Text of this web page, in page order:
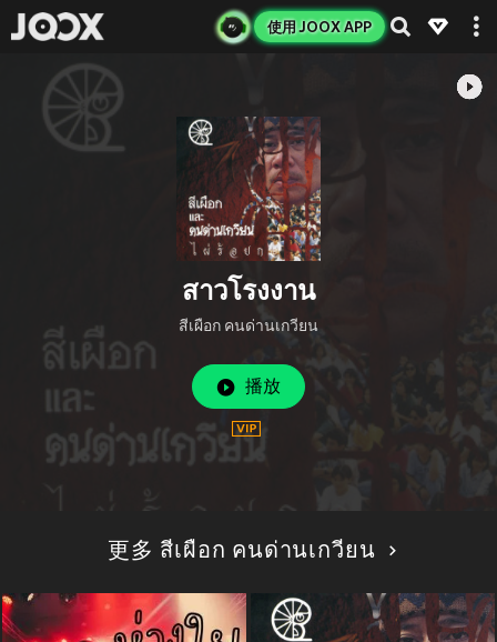
使用 JOOX APP
สาวโรงงาน
สีเผือก คนด่านเกวียน
播放
更多 สีเผือก คนด่านเกวียน